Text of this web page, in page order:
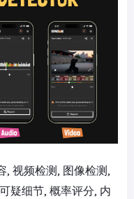
, 视频检测, 图像检测,
疑细节, 概率评分, 内